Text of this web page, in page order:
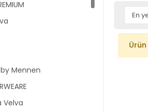
Mennen
Velva